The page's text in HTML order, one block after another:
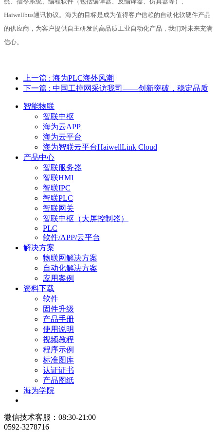
Haiwellbus通讯协议。海为的目标是成为值得客户信赖的自动化软硬件产品
的供应商，为客户提供自主研发的高品质工业自动化产品，我们对未来充满
信心。
上一篇 : 海为PLC海外风潮
下一篇 : 中国工控网采访我司——创新突破，稳定品质
智能物联
智联中枢
海为云APP
海为云平台
海为智联云平台HaiwellLink Cloud
产品中心
智联服务器
智联HMI
智联IPC
智联PLC
智联网关
智联中枢（大屏控制器）
PLC
软件/APP/云平台
解决方案
物联网解决方案
自动化解决方案
应用案例
资料下载
软件
固件升级
产品手册
使用说明
视频教程
程序示例
标准图库
认证证书
产品图纸
海为学院
微信技术客服：08:30-21:00
0592-3278716